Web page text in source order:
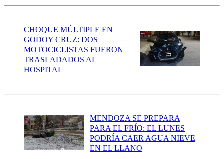
CHOQUE MÚLTIPLE EN
GODOY CRUZ: DOS
MOTOCICLISTAS FUERON
TRASLADADOS AL
HOSPITAL
MENDOZA SE PREPARA
PARA EL FRÍO: EL LUNES
PODRÍA CAER AGUA NIEVE
EN EL LLANO